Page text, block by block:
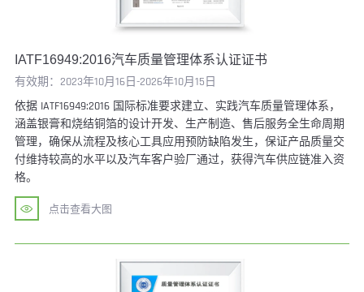
IATF16949:2016汽车质量管理体系认证证书
有效期：2023年10月16日-2026年10月15日
依据 IATF16949:2016 国际标准要求建立、实践汽车质量管理体系，
涵盖银膏和烧结铜箔的设计开发、生产制造、售后服务全生命周期
管理，确保从流程及核心工具应用预防缺陷发生，保证产品质量交
付维持较高的水平以及汽车客户验厂通过，获得汽车供应链准入资
格。
点击查看大图